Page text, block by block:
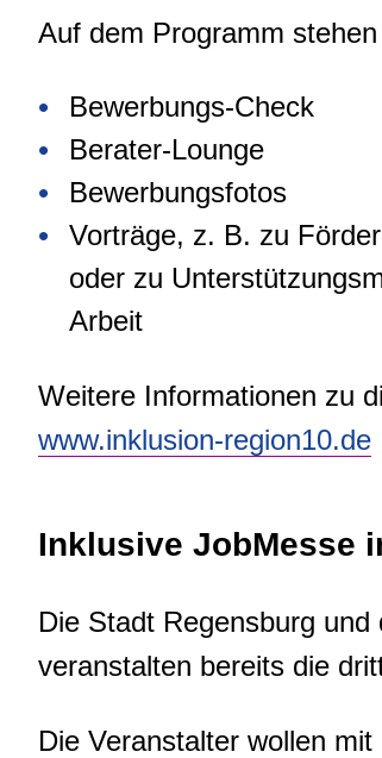
Auf dem Programm
Bewerbungs-Check
Berater-Lounge
Bewerbungsfotos
Vorträge, z. B. zu
oder zu
Arbeit
Weitere Informationen zu
www.inklusion-region10.de
Inklusive JobMesse
Die Stadt Regensburg
veranstalten bereits die
Die Veranstalter wollen